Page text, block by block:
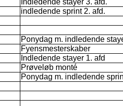
indledende sprint 2. afd.
Ponydag m. indledende
Fyensmesterskaber
Indledende stayer 1. afd
Prøveløb monté
Ponydag m. indledende